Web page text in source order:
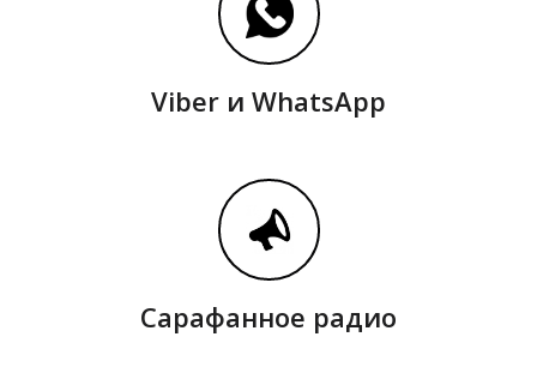
Х
Viber и WhatsApp
Сарафанное радио